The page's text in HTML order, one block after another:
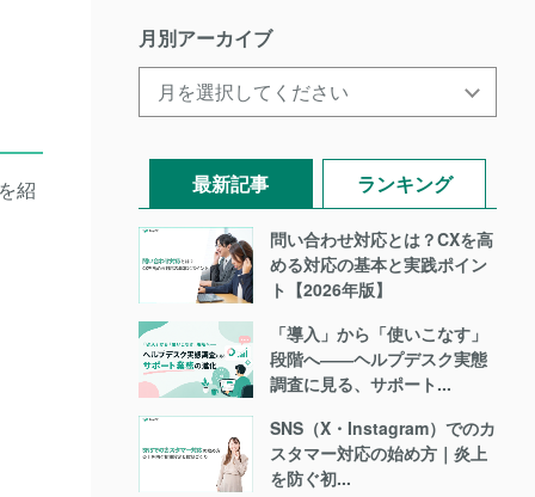
紹
月別アーカイブ
最新記事 ランキング
問い合わせ対応とは？CXを高
める対応の基本と実践ポイン
ト【2026年版】
「導入」から「使いこなす」
段階へ――ヘルプデスク実態
調査に見る、サポート...
SNS（X・Instagram）でのカ
スタマー対応の始め方｜炎上
を防ぐ初...